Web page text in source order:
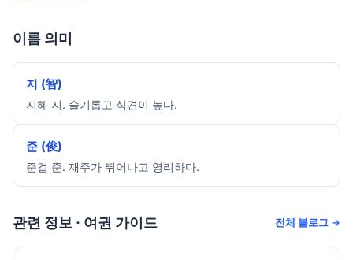
이름 의미
지 (智)
지혜 지. 슬기롭고 식견이 높다.
준 (俊)
준걸 준. 재주가 뛰어나고 영리하다.
관련 정보 · 여권 가이드 전체 블로그 →